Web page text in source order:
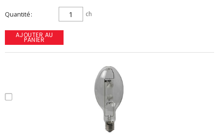
Quantité ch
AJOUTER AU
PANIER